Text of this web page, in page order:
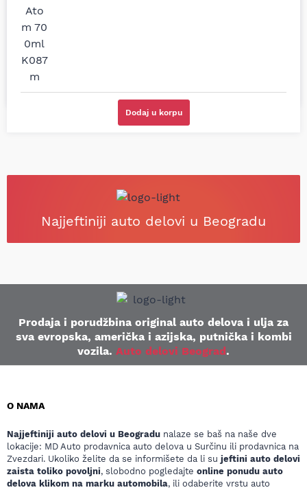
Dodaj u korpu
proizvođača i
odgovarajuću opremu.
Sve pohvale!
Svetlana Večerinović, Beograd
Najjeftiniji auto delovi u Beogradu
Prodaja i porudžbina original auto delova i ulja za
sva evropska, američka i azijska, putnička i kombi
vozila. Auto delovi Beograd.
O NAMA
Najjeftiniji auto delovi u Beogradu nalaze se baš na naše dve
lokacije: MD Auto prodavnica auto delova u Surčinu ili prodavnica na
Zvezdari. Ukoliko želite da se informišete da li su jeftini auto delovi
zaista toliko povoljni, slobodno pogledajte online ponudu auto
delova klikom na marku automobila, ili odaberite vrstu auto